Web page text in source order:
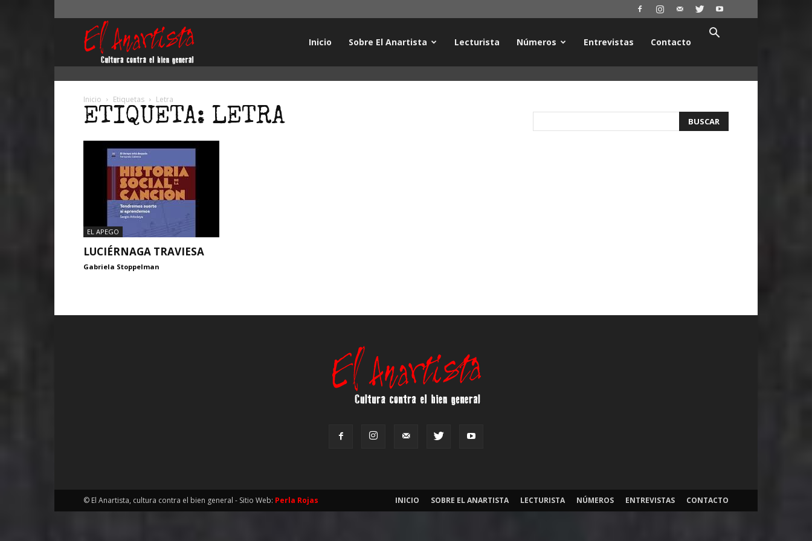
Inicio Sobre El Anartista Lecturista Números Entrevistas Contacto
Inicio Etiquetas Letra
ETIQUETA: LETRA
EL APEGO
LUCIÉRNAGA TRAVIESA
Gabriela Stoppelman
INICIO SOBRE EL ANARTISTA LECTURISTA NÚMEROS ENTREVISTAS CONTACTO
© El Anartista, cultura contra el bien general - Sitio Web: Perla Rojas